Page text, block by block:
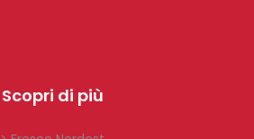
Scopri di più